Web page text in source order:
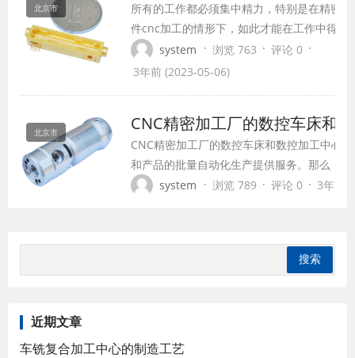
北京市
所有的工作都必须集中精力，特别是在精密零
件cnc加工的情形下，如此才能在工作中得到
好的预期效果。那麼cnc加工厂家必须关注些
些？接下来就来让我们一起去认识下： 1、机
机器空运转1-3分钟，机械设备有常见故障时
许加...
system · 浏览 763 · 评论 0 ·
3年前 (2023-05-06)
北京市 CNC精密加工厂的数控车床和
CNC精密加工厂的数控车床和数控加工中心
和产品的批量自动化生产提供服务。那么，
别呢？ 1. 结构差异从组成结构上看，数控车
system · 浏览 789 · 评论 0 · 3年前
近期文章
车铣复合加工中心的制造工艺